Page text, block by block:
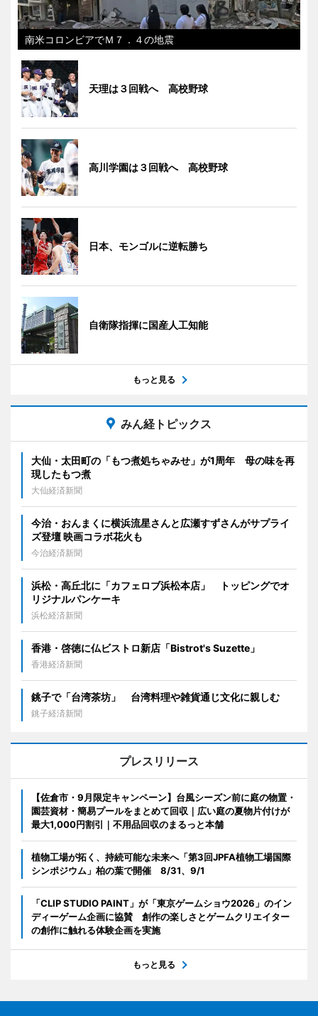
南米コロンビアでＭ７．４の地震
天理は３回戦へ 高校野球
高川学園は３回戦へ 高校野球
日本、モンゴルに逆転勝ち
自衛隊指揮に国産人工知能
もっと見る
みん経トピックス
大仙・太田町の「もつ煮処ちゃみせ」が1周年 母の味を再
現したもつ煮
大仙経済新聞
今治・おんまくに横浜流星さんと広瀬すずさんがサプライ
ズ登壇 映画コラボ花火も
今治経済新聞
浜松・高丘北に「カフェロブ浜松本店」 トッピングでオ
リジナルパンケーキ
浜松経済新聞
香港・啓徳に仏ビストロ新店「Bistrot's Suzette」
香港経済新聞
銚子で「台湾茶坊」 台湾料理や雑貨通じ文化に親しむ
銚子経済新聞
プレスリリース
【佐倉市・9月限定キャンペーン】台風シーズン前に庭の物置・
園芸資材・簡易プールをまとめて回収｜広い庭の夏物片付けが
最大1,000円割引｜不用品回収のまるっと本舗
植物工場が拓く、持続可能な未来へ「第3回JPFA植物工場国際
シンポジウム」柏の葉で開催 8/31、9/1
「CLIP STUDIO PAINT」が「東京ゲームショウ2026」のイン
ディーゲーム企画に協賛 創作の楽しさとゲームクリエイター
の創作に触れる体験企画を実施
もっと見る